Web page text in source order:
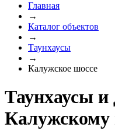
Главная
→
Каталог объектов
→
Таунхаусы
→
Калужское шоссе
Таунхаусы и
Калужскому